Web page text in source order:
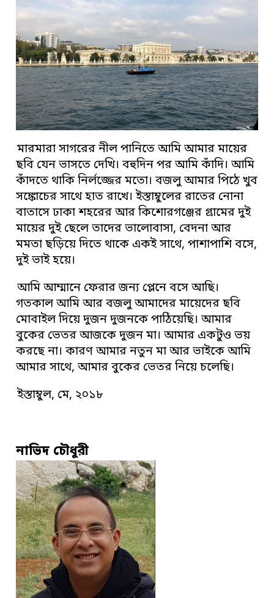
মারমারা সাগরের নীল পানিতে আমি আমার মায়ের
ছবি যেন ভাসতে দেখি। বহুদিন পর আমি কাঁদি। আমি
কাঁদতে থাকি নির্লজ্জের মতো। বজলু আমার পিঠে খুব
সঙ্কোচের সাথে হাত রাখে। ইস্তাম্বুলের রাতের নোনা
বাতাসে ঢাকা শহরের আর কিশোরগঞ্জের গ্ৰামের দুই
মায়ের দুই ছেলে তাদের ভালোবাসা, বেদনা আর
মমতা ছড়িয়ে দিতে থাকে একই সাথে, পাশাপাশি বসে,
দুই ভাই হয়ে।
আমি আম্মানে ফেরার জন্য প্লেনে বসে আছি।
গতকাল আমি আর বজলু আমাদের মায়েদের ছবি
মোবাইল দিয়ে দুজন দুজনকে পাঠিয়েছি। আমার
বুকের ভেতর আজকে দুজন মা। আমার একটুও ভয়
করছে না। কারণ আমার নতুন মা আর ভাইকে আমি
আমার সাথে, আমার বুকের ভেতর নিয়ে চলেছি।
ইস্তাম্বুল, মে, ২০১৮
নাভিদ চৌধুরী